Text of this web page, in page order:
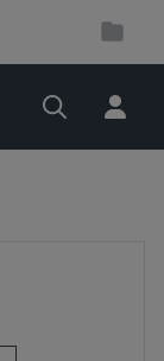
Suche